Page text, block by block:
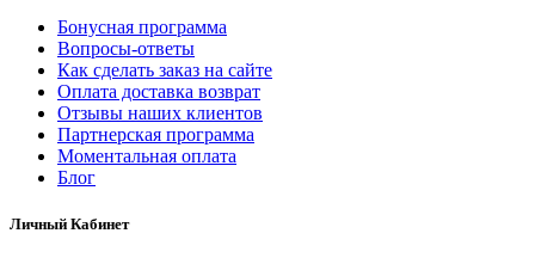
Бонусная программа
Вопросы-ответы
Как сделать заказ на сайте
Оплата доставка возврат
Отзывы наших клиентов
Партнерская программа
Моментальная оплата
Блог
Личный Кабинет